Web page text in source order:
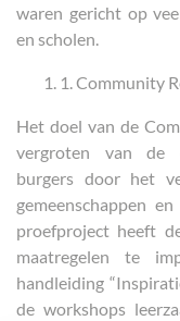
waren gericht op
en scholen.
1. Community
Het doel van de
vergroten van de
burgers door het
gemeenschappen
proefproject heeft
maatregelen te
handleiding
de workshops